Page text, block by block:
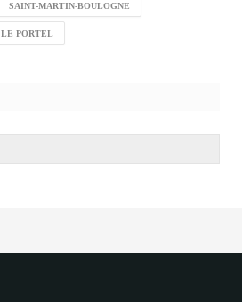
SAINT-MARTIN-BOULOGNE
LE PORTEL